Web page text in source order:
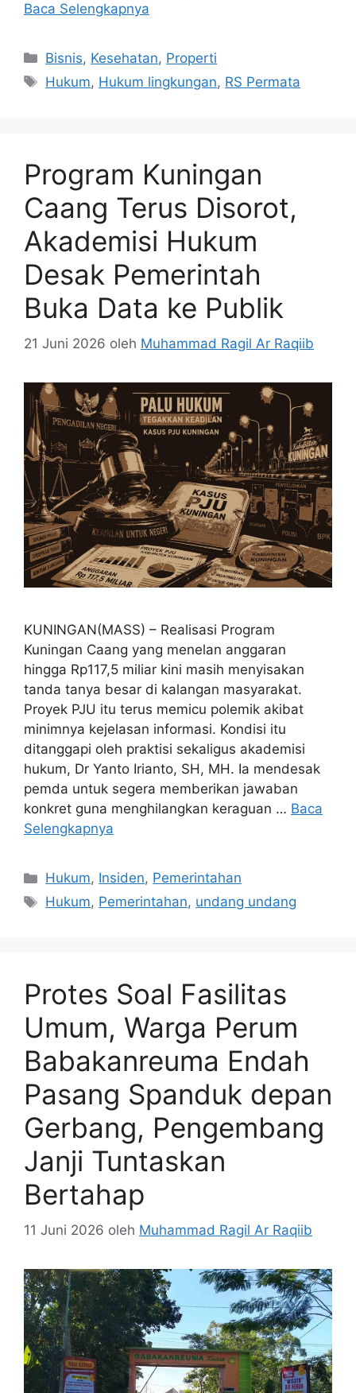
Baca Selengkapnya
Kategori
Bisnis, Kesehatan, Properti
Tag
Hukum, Hukum lingkungan, RS Permata
Program Kuningan
Caang Terus Disorot,
Akademisi Hukum
Desak Pemerintah
Buka Data ke Publik
21 Juni 2026 oleh Muhammad Ragil Ar Raqiib
KUNINGAN(MASS) – Realisasi Program
Kuningan Caang yang menelan anggaran
hingga Rp117,5 miliar kini masih menyisakan
tanda tanya besar di kalangan masyarakat.
Proyek PJU itu terus memicu polemik akibat
minimnya kejelasan informasi. Kondisi itu
ditanggapi oleh praktisi sekaligus akademisi
hukum, Dr Yanto Irianto, SH, MH. Ia mendesak
pemda untuk segera memberikan jawaban
konkret guna menghilangkan keraguan … Baca
Selengkapnya
Kategori
Hukum, Insiden, Pemerintahan
Tag
Hukum, Pemerintahan, undang undang
Protes Soal Fasilitas
Umum, Warga Perum
Babakanreuma Endah
Pasang Spanduk depan
Gerbang, Pengembang
Janji Tuntaskan
Bertahap
11 Juni 2026 oleh Muhammad Ragil Ar Raqiib